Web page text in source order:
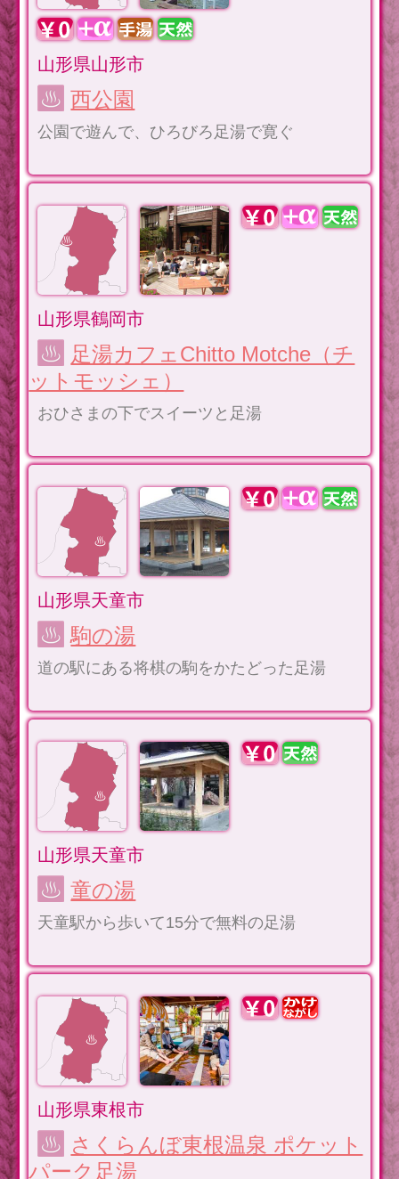
山形県山形市
西公園
公園で遊んで、ひろびろ足湯で寛ぐ
山形県鶴岡市
足湯カフェChitto Motche（チ
ットモッシェ）
おひさまの下でスイーツと足湯
山形県天童市
駒の湯
道の駅にある将棋の駒をかたどった足湯
山形県天童市
童の湯
天童駅から歩いて15分で無料の足湯
山形県東根市
さくらんぼ東根温泉 ポケット
パーク足湯